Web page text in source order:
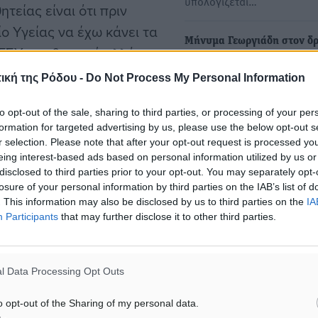
της Ρόδου - Do Not Process My Personal Information
opt-out of the sale, sharing to third parties, or processing of your
for targeted advertising by us, please use the below opt-out
selection. Please note that after your opt-out request is processed
interest-based ads based on personal information utilized by us
to third parties prior to your opt-out. You may separately
of your personal information by third parties on the IAB’s list of
This information may also be disclosed by us to third parties on the
Participants that may further disclose it to other third parties.
Data Processing Opt Outs
opt-out of the Sharing of my personal data.
είναι ότι πριν
Υγείας να έχω κάνει τα
την θεσμική αλλά και
πραγματικά
του ο υπουργός
δεν μπορεί να
δεν μπορούν να
νοσηλευτές και ξέρω
ξενυχτάτε, δίνετε
ώρα, το υπουργείο
το Εθνικό Σύστημα
Μήνυμα Γεωργιάδη στον
αναφορά στο παρελθόν -
Το μήνυμα του στον δρόμο
εθνικές εκλογές έστειλε ο
Άδωνις…
Νίκος Τσουκαλάς: «Η
ενισχύει χρηματικά τους
νοσηλευτές και διασώστες
ενισχυθούν οι δημόσιες